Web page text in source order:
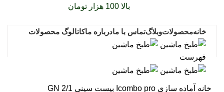
بالا 100 هزار تومان
خانهمحصولاتوبلاگتماس با مادرباره ماکاتالوگ محصولات
فهرست
خانه آماده سازی Icombo pro بیست سینی GN 2/1